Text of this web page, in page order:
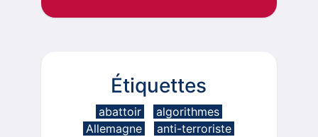
Étiquettes
abattoir
algorithmes
Allemagne
anti-terroriste